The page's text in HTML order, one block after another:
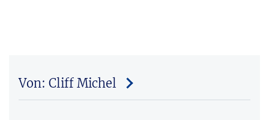
Von: Cliff Michel